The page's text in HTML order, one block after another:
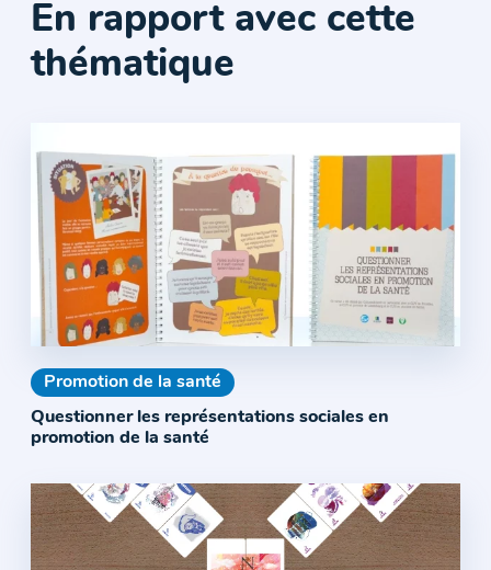
En rapport avec cette
thématique
Promotion de la santé
Questionner les représentations sociales en
promotion de la santé